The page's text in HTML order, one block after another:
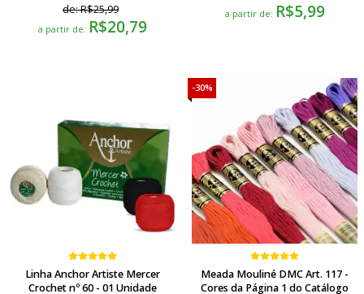
de:R$25,99
a partir de: R$20,79
a partir de: R$5,99
Linha Anchor Artiste Mercer
Crochet nº 60 - 01 Unidade
Meada Mouliné DMC Art. 117 -
Cores da Página 1 do Catálogo
30%